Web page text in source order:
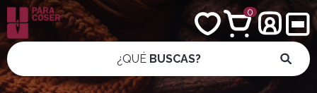
¿QUÉ BUSCAS?
0